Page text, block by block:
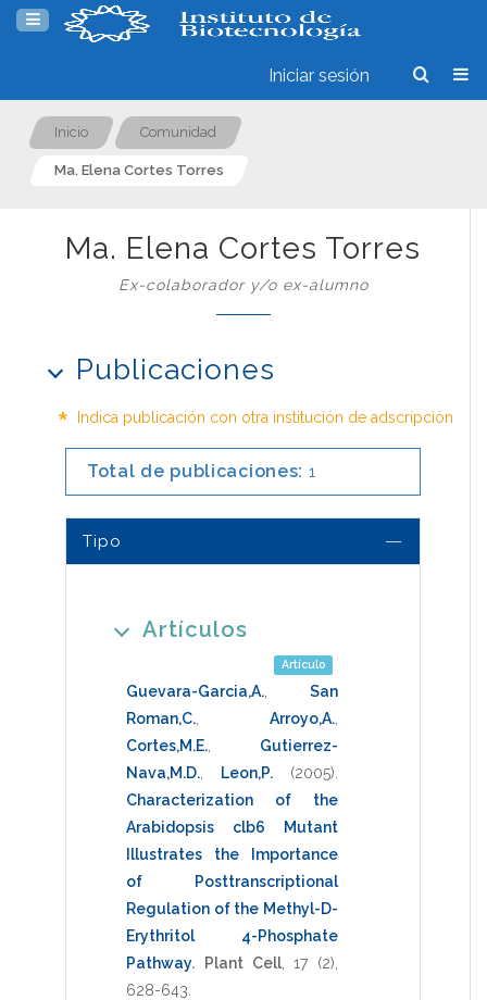
Iniciar sesión
Inicio Comunidad
Ma. Elena Cortes Torres
Ma. Elena Cortes Torres
Ex-colaborador y/o ex-alumno
Publicaciones
* Indica publicación con otra institución de adscripción
Total de publicaciones: 1
Tipo
Artículos
Artículo
Guevara-Garcia,A.
San
Roman,C.
Arroyo,A.
Cortes,M.E.
Gutierrez-
Nava,M.D.
Leon,P. (2005)
Characterization of the
Arabidopsis clb6 Mutant
Illustrates the Importance
of Posttranscriptional
Regulation of the Methyl-D-
Erythritol 4-Phosphate
Pathway. Plant Cell,17 (2),
628-643